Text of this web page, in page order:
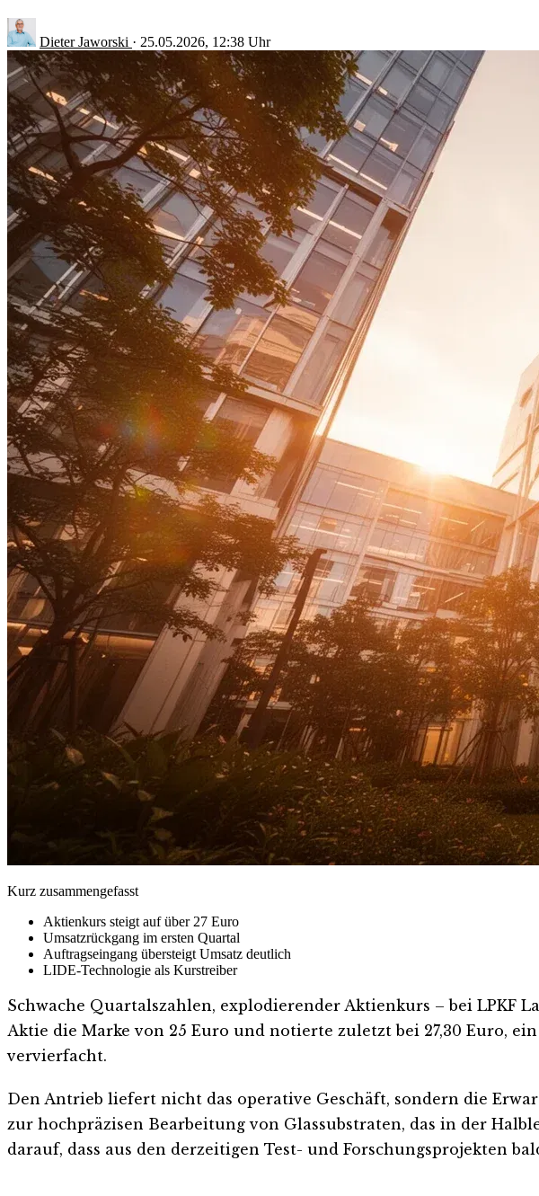
Dieter Jaworski · 25.05.2026, 12:38 Uhr
Kurz zusammengefasst
Aktienkurs steigt auf über 27 Euro
Umsatzrückgang im ersten Quartal
Auftragseingang übersteigt Umsatz deutlich
LIDE-Technologie als Kurstreiber
Schwache Quartalszahlen, explodierender Aktienkurs – bei LPKF
Aktie die Marke von 25 Euro und notierte zuletzt bei 27,30 Euro,
vervierfacht.
Den Antrieb liefert nicht das operative Geschäft, sondern die
zur hochpräzisen Bearbeitung von Glassubstraten, das in der
darauf, dass aus den derzeitigen Test- und Forschungsprojekten